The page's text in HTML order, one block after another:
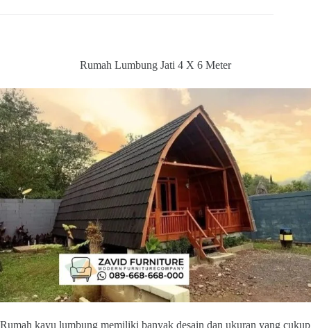
Rumah Lumbung Jati 4 X 6 Meter
Rumah kayu lumbung memiliki banyak desain dan ukuran yang cukup